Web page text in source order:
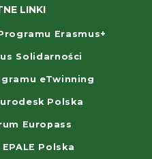
LINKI
Erasmus+
Solidarności
eTwinning
Polska
Europass
Polska